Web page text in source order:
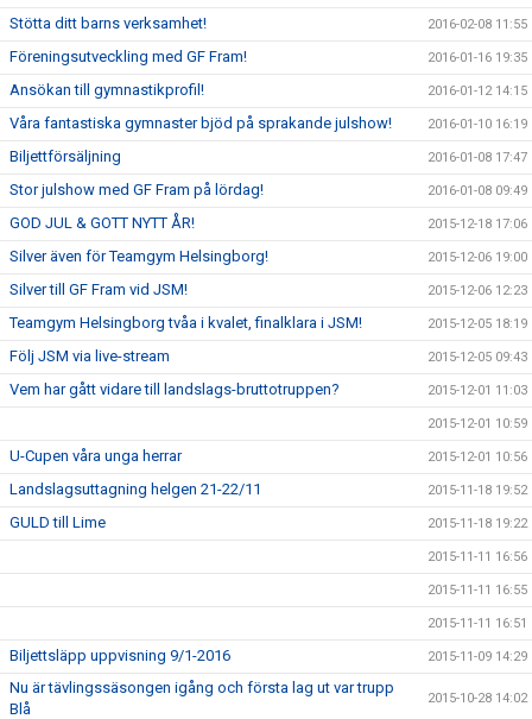
Stötta ditt barns verksamhet! 2016-02-08 11:55
Föreningsutveckling med GF Fram! 2016-01-16 19:35
Ansökan till gymnastikprofil! 2016-01-12 14:15
Våra fantastiska gymnaster bjöd på sprakande julshow! 2016-01-10 16:19
Biljettförsäljning 2016-01-08 17:47
Stor julshow med GF Fram på lördag! 2016-01-08 09:49
GOD JUL & GOTT NYTT ÅR! 2015-12-18 17:06
Silver även för Teamgym Helsingborg! 2015-12-06 19:00
Silver till GF Fram vid JSM! 2015-12-06 12:23
Teamgym Helsingborg tvåa i kvalet, finalklara i JSM! 2015-12-05 18:19
Följ JSM via live-stream 2015-12-05 09:43
Vem har gått vidare till landslags-bruttotruppen? 2015-12-01 11:03
2015-12-01 10:59
U-Cupen våra unga herrar 2015-12-01 10:56
Landslagsuttagning helgen 21-22/11 2015-11-18 19:52
GULD till Lime 2015-11-18 19:22
2015-11-11 16:56
2015-11-11 16:55
2015-11-11 16:51
Biljettsläpp uppvisning 9/1-2016 2015-11-09 14:29
Nu är tävlingssäsongen igång och första lag ut var trupp
Blå
2015-10-28 14:02